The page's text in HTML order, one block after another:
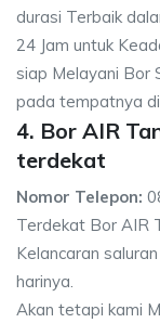
durasi Terbaik
24 Jam untuk
siap Melayani Bor
pada tempatnya
4. Bor AIR
terdekat
Nomor Telepon:
Terdekat Bor AIR
Kelancaran
harinya.
Akan tetapi kami